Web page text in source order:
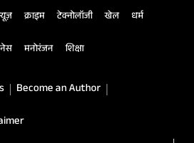
क्राइम टेक्नोलॉजी खेल धर्म
मनोरंजन शिक्षा
Become an Author